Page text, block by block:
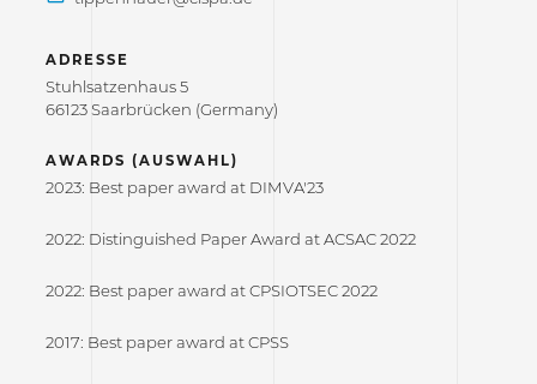
ADRESSE
Stuhlsatzenhaus 5
66123 Saarbrücken (Germany)
AWARDS (AUSWAHL)
2023: Best paper award at DIMVA'23
2022: Distinguished Paper Award at ACSAC 2022
2022: Best paper award at CPSIOTSEC 2022
2017: Best paper award at CPSS